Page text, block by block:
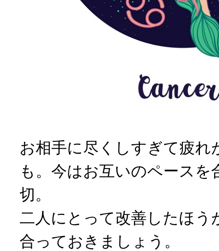
お相手に尽くしすぎて疲れ
も。今はお互いのペースを
切。
二人にとって改善したほう
合っておきましょう。